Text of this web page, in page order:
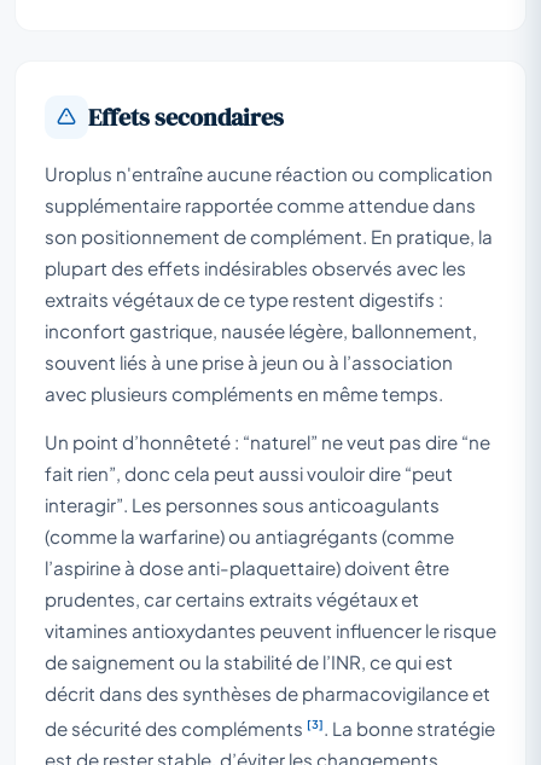
Effets secondaires
Uroplus n'entraîne aucune réaction ou complication
supplémentaire rapportée comme attendue dans
son positionnement de complément. En pratique, la
plupart des effets indésirables observés avec les
extraits végétaux de ce type restent digestifs :
inconfort gastrique, nausée légère, ballonnement,
souvent liés à une prise à jeun ou à l’association
avec plusieurs compléments en même temps.
Un point d’honnêteté : “naturel” ne veut pas dire “ne
fait rien”, donc cela peut aussi vouloir dire “peut
interagir”. Les personnes sous anticoagulants
(comme la warfarine) ou antiagrégants (comme
l’aspirine à dose anti-plaquettaire) doivent être
prudentes, car certains extraits végétaux et
vitamines antioxydantes peuvent influencer le risque
de saignement ou la stabilité de l’INR, ce qui est
décrit dans des synthèses de pharmacovigilance et
de sécurité des compléments [3]
. La bonne stratégie
est de rester stable, d’éviter les changements